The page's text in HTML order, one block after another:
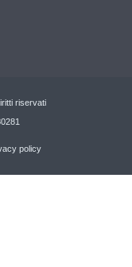
riservati
policy